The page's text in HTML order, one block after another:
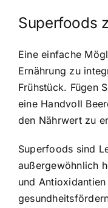
Superfoods
Eine einfache
Ernährung zu
Frühstück. Fügen
eine Handvoll
den Nährwert zu
Superfoods sind
außergewöhnlich
und